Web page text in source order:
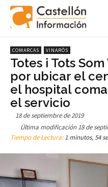
COMARCAS VINARÒS
Totes i Tots
por ubicar el
el hospital
el servicio
18 de septiembre de 2019
Última modificación 18 de
Tiempo de Lectura:1 minutos, 54